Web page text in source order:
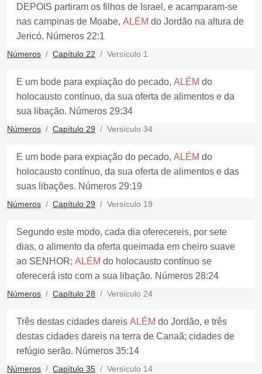
DEPOIS partiram os filhos de Israel, e acamparam-se
nas campinas de Moabe, ALÉM do Jordão na altura de
Jericó. Números 22:1
Números Capítulo 22 Versículo 1
E um bode para expiação do pecado, ALÉM do
holocausto contínuo, da sua oferta de alimentos e da
sua libação. Números 29:34
Números Capítulo 29 Versículo 34
E um bode para expiação do pecado, ALÉM do
holocausto contínuo, da sua oferta de alimentos e das
suas libações. Números 29:19
Números Capítulo 29 Versículo 19
Segundo este modo, cada dia oferecereis, por sete
dias, o alimento da oferta queimada em cheiro suave
ao SENHOR; ALÉM do holocausto contínuo se
oferecerá isto com a sua libação. Números 28:24
Números Capítulo 28 Versículo 24
Três destas cidades dareis ALÉM do Jordão, e três
destas cidades dareis na terra de Canaã; cidades de
refúgio serão. Números 35:14
Números Capítulo 35 Versículo 14